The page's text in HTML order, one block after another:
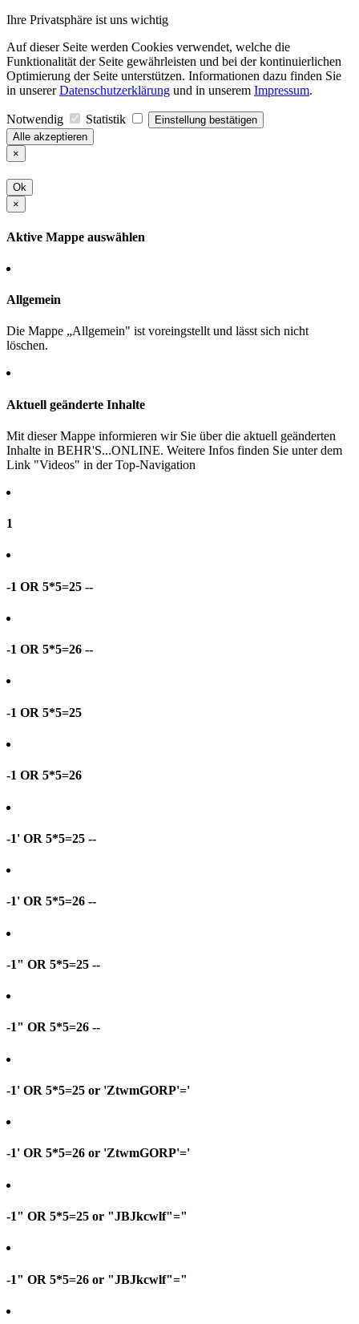
Ihre Privatsphäre ist uns wichtig
Auf dieser Seite werden Cookies verwendet, welche die
Funktionalität der Seite gewährleisten und bei der kontinuierlichen
Optimierung der Seite unterstützen. Informationen dazu finden Sie
in unsererDatenschutzerklärung und in unserem Impressum.
Notwendig Statistik
Einstellung bestätigen
Alle akzeptieren
×
Ok
×
Aktive Mappe auswählen
Allgemein
Die Mappe „Allgemein" ist voreingstellt und lässt sich nicht
löschen.
Aktuell geänderte Inhalte
Mit dieser Mappe informieren wir Sie über die aktuell geänderten
Inhalte in BEHR'S...ONLINE. Weitere Infos finden Sie unter dem
Link "Videos" in der Top-Navigation
1
-1 OR 5*5=25 --
-1 OR 5*5=26 --
-1 OR 5*5=25
-1 OR 5*5=26
-1' OR 5*5=25 --
-1' OR 5*5=26 --
-1" OR 5*5=25 --
-1" OR 5*5=26 --
-1' OR 5*5=25 or 'ZtwmGORP'='
-1' OR 5*5=26 or 'ZtwmGORP'='
-1" OR 5*5=25 or "JBJkcwlf"="
-1" OR 5*5=26 or "JBJkcwlf"="